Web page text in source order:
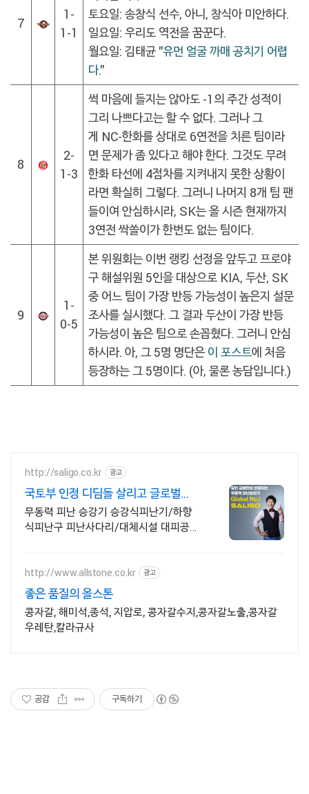
7
1-
1-1
토요일: 송창식 선수, 아니, 창식아 미안하다.
일요일: 우리도 역전을 꿈꾼다.
월요일: 김태균 "유먼 얼굴 까매 공치기 어렵
다."
8
2-
1-3
썩 마음에 들지는 않아도 -1의 주간 성적이
그리 나쁘다고는 할 수 없다. 그러나 그
게 NC-한화를 상대로 6연전을 치른 팀이라
면 문제가 좀 있다고 해야 한다. 그것도 무려
한화 타선에 4점차를 지켜내지 못한 상황이
라면 확실히 그렇다. 그러니 나머지 8개 팀 팬
들이여 안심하시라, SK는 올 시즌 현재까지
3연전 싹쓸이가 한번도 없는 팀이다.
9
1-
0-5
본 위원회는 이번 랭킹 선정을 앞두고 프로야
구 해설위원 5인을 대상으로 KIA, 두산, SK
중 어느 팀이 가장 반등 가능성이 높은지 설문
조사를 실시했다. 그 결과 두산이 가장 반등
가능성이 높은 팀으로 손꼽혔다. 그러니 안심
하시라. 아, 그 5명 명단은 이 포스트에 처음
등장하는 그 5명이다. (아, 물론 농담입니다.)
http://saligo.co.kr 광고
국토부 인정 디딤돌 살리고 글로벌
No.1 대통령상 수상
무동력 피난 승강기 승강식피난기/하향
식피난구 피난사다리/대체시설 대피공간
아파트 화재
http://www.allstone.co.kr 광고
좋은 품질의 올스톤
콩자갈, 해미석,종석, 지압로, 콩자갈수지,콩자갈노출,콩자갈
우레탄,칼라규사
공감 구독하기